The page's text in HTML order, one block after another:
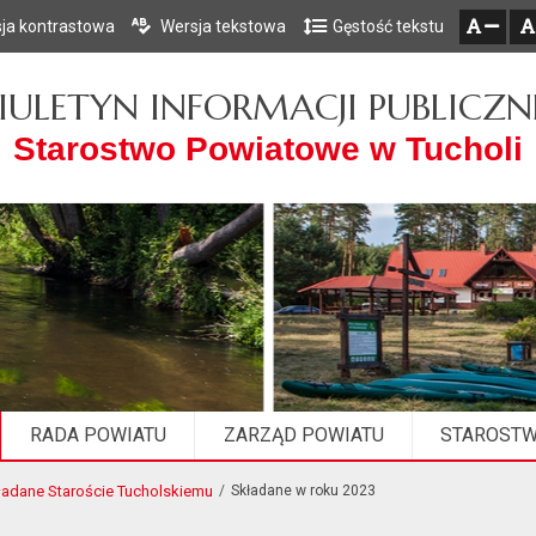
Przejdź do głównego menu
Przejdź do treści
Przejdź do mapy serwisu
kontrastowa Wersja tekstowa Gęstość tekstu
INFORMACJI
Starostwo Powiatowe w Tucholi
RADA POWIATU ZARZĄD POWIATU
Staroście Tucholskiemu Składane w roku 2023